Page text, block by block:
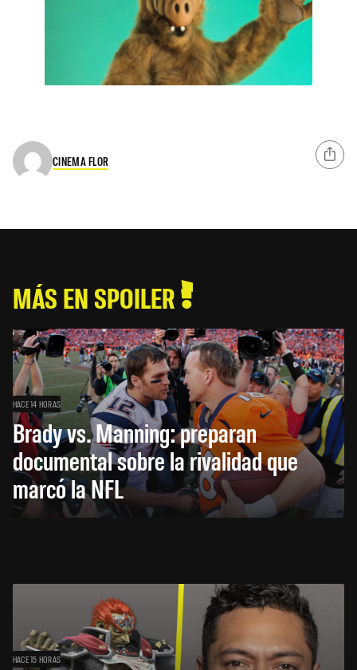
CINEMA FLOR
MÁS EN SPOILER
HACE 14 HORAS
Brady vs. Manning: preparan
documental sobre la rivalidad que
marcó la NFL
HACE 15 HORAS